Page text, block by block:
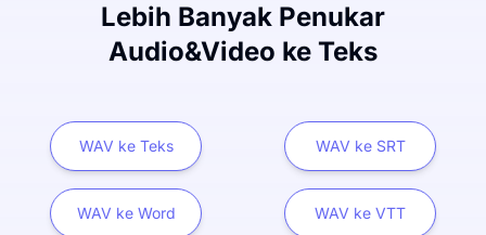
Lebih Banyak Penukar
Audio&Video ke Teks
WAV ke Teks WAV ke SRT
WAV ke Word WAV ke VTT